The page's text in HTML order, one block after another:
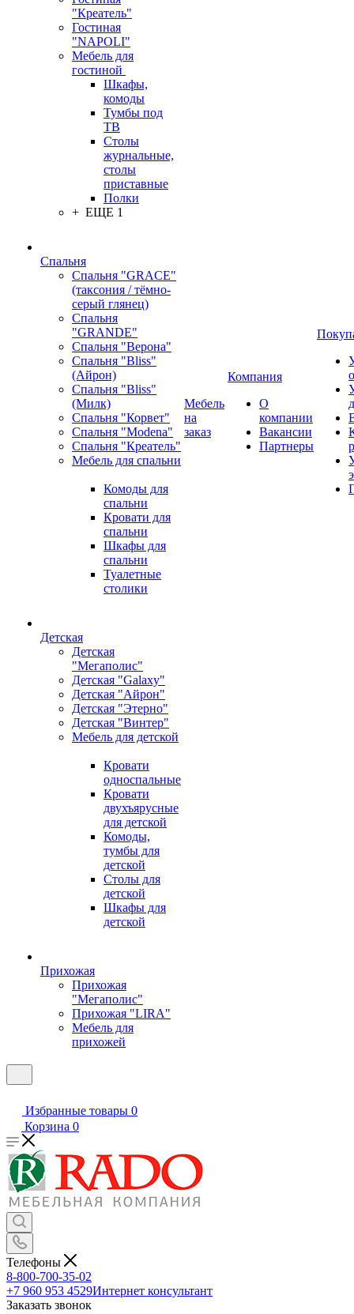
"Креатель"
Гостиная
"NAPOLI"
Мебель для
гостиной
Шкафы,
комоды
Тумбы под
ТВ
Столы
журнальные,
столы
приставные
Полки
+ ЕЩЕ 1
Спальня
Спальня "GRACE"
(таксония / тёмно-
серый глянец)
Спальня
"GRANDE"
Спальня "Верона"
Спальня "Bliss"
(Айрон)
Спальня "Bliss"
(Милк)
Спальня "Корвет"
Спальня "Modena"
Спальня "Креатель"
Мебель для спальни
Комоды для
спальни
Кровати для
спальни
Шкафы для
спальни
Туалетные
столики
Детская
Детская
"Мегаполис"
Детская "Galaxy"
Детская "Айрон"
Детская "Этерно"
Детская "Винтер"
Мебель для детской
Кровати
односпальные
Кровати
двухъярусные
для детской
Комоды,
тумбы для
детской
Столы для
детской
Шкафы для
детской
Прихожая
Прихожая
"Мегаполис"
Прихожая "LIRA"
Мебель для
прихожей
Мебель
на
заказ
Компания
О
компании
Вакансии
Партнеры
Избранные товары 0
Корзина 0
Телефоны
8-800-700-35-02
+7 960 953 4529Интернет консультант
Заказать звонок